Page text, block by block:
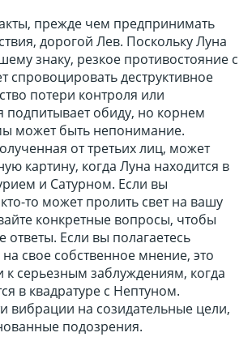
прежде чем предпринимать
дорогой Лев. Поскольку Луна
знаку, резкое противостояние с
спровоцировать деструктивное
потери контроля или
обиду, но корнем
может быть непонимание.
от третьих лиц, может
картину, когда Луна находится в
и Сатурном. Если вы
кто-то может пролить свет на вашу
конкретные вопросы, чтобы
ответы. Если вы полагаетесь
свое собственное мнение, это
к серьезным заблуждениям, когда
в квадратуре с Нептуном.
вибрации на созидательные цели,
подозрения.